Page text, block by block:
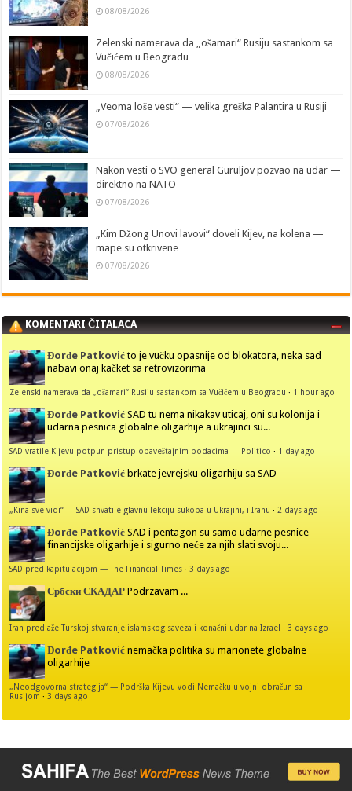
08/08/2026
Zelenski namerava da „ošamari“ Rusiju sastankom sa
Vučićem u Beogradu
08/08/2026
„Veoma loše vesti“ — velika greška Palantira u Rusiji
07/08/2026
Nakon vesti o SVO general Guruljov pozvao na udar —
direktno na NATO
07/08/2026
„Kim Džong Unovi lavovi“ doveli Kijev, na kolena —
mape su otkrivene…
07/08/2026
KOMENTARI ČITALACA
Đorđe Patković to je vučku opasnije od blokatora, neka sad
nabavi onaj kačket sa retrovizorima
Zelenski namerava da „ošamari“ Rusiju sastankom sa Vučićem u Beogradu · 1 hour ago
Đorđe Patković SAD tu nema nikakav uticaj, oni su kolonija i
udarna pesnica globalne oligarhije a ukrajinci su...
SAD vratile Kijevu potpun pristup obaveštajnim podacima — Politico · 1 day ago
Đorđe Patković brkate jevrejsku oligarhiju sa SAD
„Kina sve vidi“ — SAD shvatile glavnu lekciju sukoba u Ukrajini, i Iranu ·2 days ago
Đorđe Patković SAD i pentagon su samo udarne pesnice
financijske oligarhije i sigurno neće za njih slati svoju...
SAD pred kapitulacijom — The Financial Times ·3 days ago
Србски СКАДАР Podrzavam ...
Iran predlaže Turskoj stvaranje islamskog saveza i konačni udar na Izrael ·3 days ago
Đorđe Patković nemačka politika su marionete globalne
oligarhije
„Neodgovorna strategija“ — Podrška Kijevu vodi Nemačku u vojni obračun sa
Rusijom ·3 days ago